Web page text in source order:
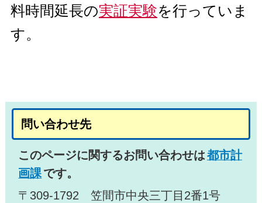
料時間延長の実証実験を行っていま
す。
問い合わせ先
このページに関するお問い合わせは都市計
画課です。
〒309-1792 笠間市中央三丁目2番1号